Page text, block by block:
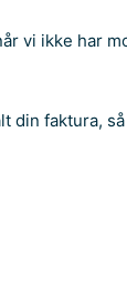
vi ikke har
din faktura,